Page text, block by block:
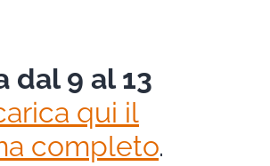
dal 9 al 13
qui il
completo.